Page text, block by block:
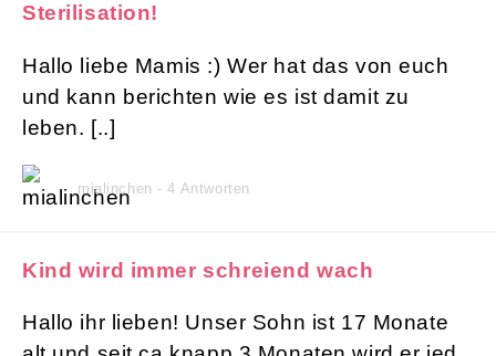
Sterilisation!
Hallo liebe Mamis :) Wer hat das von euch
und kann berichten wie es ist damit zu
leben. [..]
mialinchen - 4 Antworten
Kind wird immer schreiend wach
Hallo ihr lieben! Unser Sohn ist 17 Monate